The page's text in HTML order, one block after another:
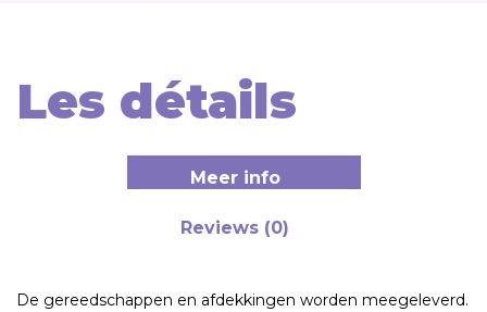
Les détails
Meer info
Reviews (0)
De gereedschappen en afdekkingen worden meegeleverd.